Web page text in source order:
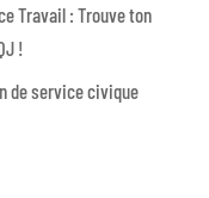
Travail : Trouve ton
!
de service civique